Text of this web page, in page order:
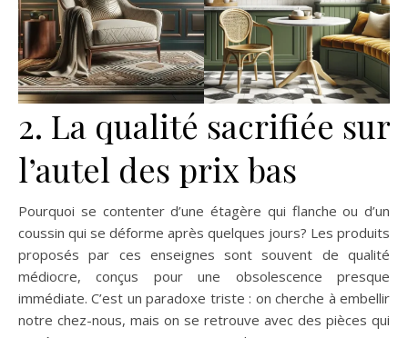
2. La qualité sacrifiée sur
l’autel des prix bas
Pourquoi se contenter d’une étagère qui flanche ou d’un
coussin qui se déforme après quelques jours? Les produits
proposés par ces enseignes sont souvent de qualité
médiocre, conçus pour une obsolescence presque
immédiate. C’est un paradoxe triste : on cherche à embellir
notre chez-nous, mais on se retrouve avec des pièces qui